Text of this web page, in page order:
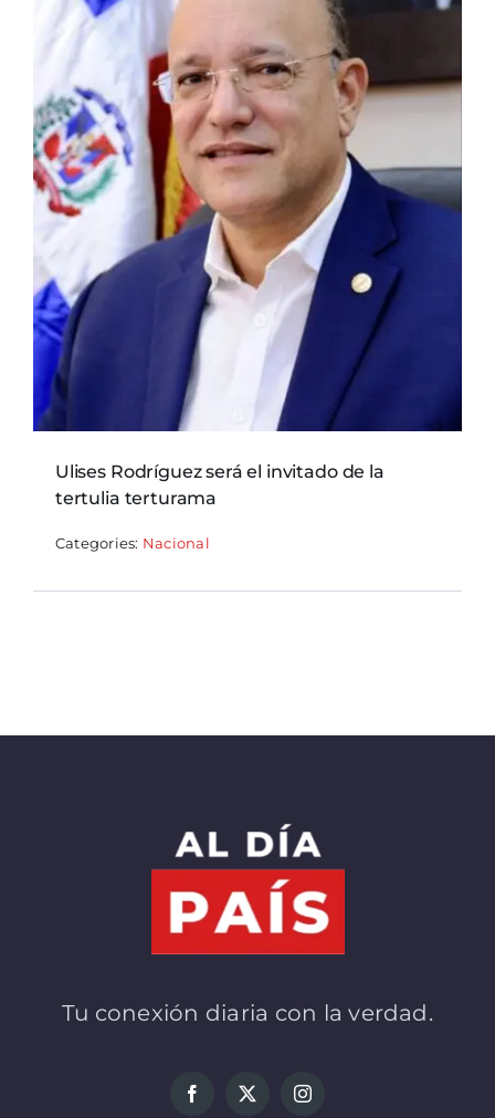
Ulises Rodríguez será el invitado de la
tertulia terturama
Categories: Nacional
Tu conexión diaria con la verdad.